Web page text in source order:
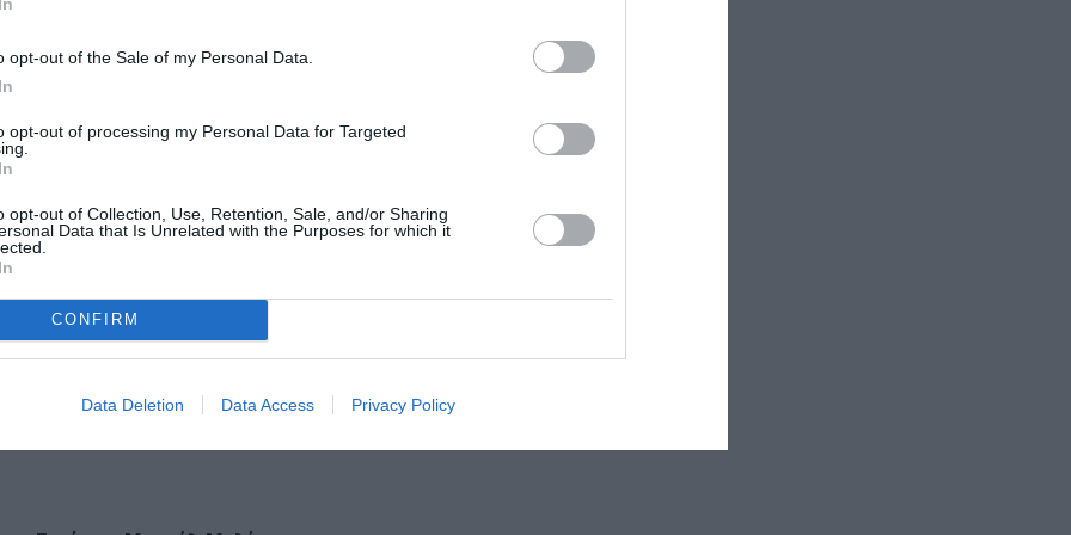
opt-out of the Sale of my Personal Data.
opt-out of processing my Personal Data for Targeted
opt-out of Collection, Use, Retention, Sale, and/or Sharing
Data that Is Unrelated with the Purposes for which it
CONFIRM
Data Deletion Data Access Privacy Policy
και να τρέξεις όμως, όποιον δρόμο και να πάρεις, θα σε βγάλει πάλι στο
– Φοίβος Ριμένας